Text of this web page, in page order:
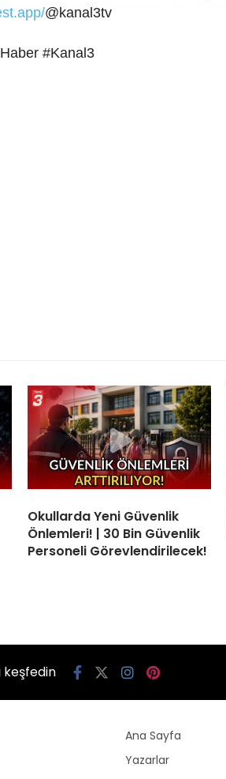
@kanal3tv
#Kanal3
Okullarda Yeni Güvenlik
Önlemleri! | 30 Bin Güvenlik
Personeli Görevlendirilecek!
keşfedin
Ana Sayfa
Yazarlar